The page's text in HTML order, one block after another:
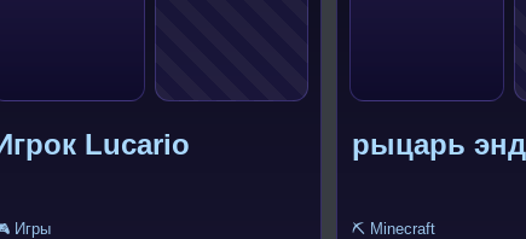
Lucario
Игры
рыцарь
⛏️ Minecraft